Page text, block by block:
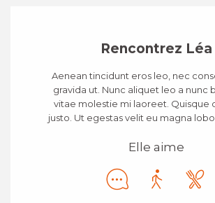
Rencontrez Léa
Aenean tincidunt eros leo, nec
gravida ut. Nunc aliquet leo a nunc
vitae molestie mi laoreet. Quisque
justo. Ut egestas velit eu magna
Elle aime